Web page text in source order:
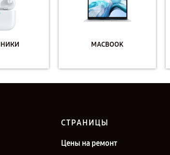
MACBOOK
СТРАНИЦЫ
Цены на ремонт